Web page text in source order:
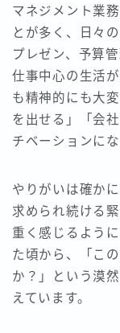
マネジメント業
とが多く、日々
プレゼン、予算
仕事中心の生活
も精神的にも大
を出せる」「会
チベーションにな
やりがいは確か
求められ続ける
重く感じるよう
た頃から、「こ
か？」という漠
えています。